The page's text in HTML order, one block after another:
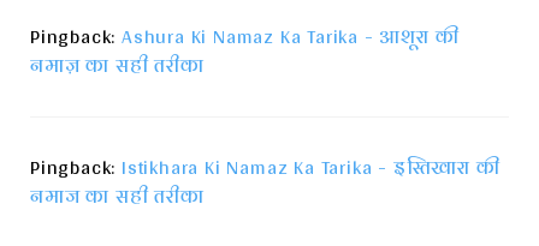
Pingback:Ashura Ki Namaz Ka Tarika - आशूरा की
नमाज़ का सही तरीका
Pingback: Istikhara Ki Namaz Ka Tarika - इस्तिखारा की
नमाज का सही तरीका